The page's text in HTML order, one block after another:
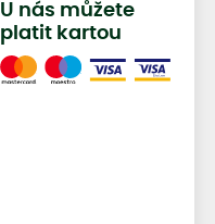
U nás můžete
platit kartou